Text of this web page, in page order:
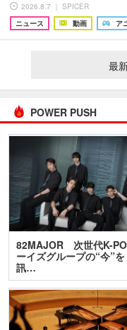
2026.8.7 ｜ SPICER
ニュース
動画 ア
最
POWER PUSH
82MAJOR 次世代K-
ーイズグループの“今”を
訊…